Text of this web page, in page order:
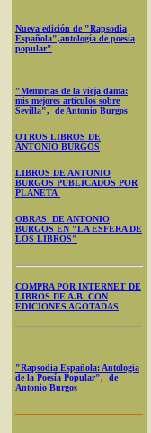
Nueva edición de "Rapsodia
Española",antología de poesía
popular"
"Memorias de la vieja dama:
mis mejores artículos sobre
Sevilla", de Antonio Burgos
OTROS LIBROS DE
ANTONIO BURGOS
LIBROS DE ANTONIO
BURGOS PUBLICADOS POR
PLANETA
OBRAS DE ANTONIO
BURGOS EN "LA ESFERA DE
LOS LIBROS"
COMPRA POR INTERNET DE
LIBROS DE A.B. CON
EDICIONES AGOTADAS
"Rapsodia Española: Antología
de la Poesía Popular", de
Antonio Burgos